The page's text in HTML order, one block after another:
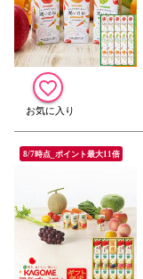
8/7時点_ポイント最大11倍